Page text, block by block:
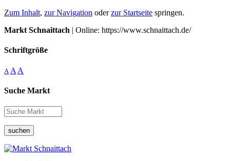
Zum Inhalt, zur Navigation oderzur Startseite springen.
Markt Schnaittach | Online: https://www.schnaittach.de/
Schriftgröße
A A A
Suche Markt
suchen